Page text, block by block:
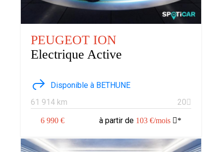
PEUGEOT ION
Electrique Active
Disponible à BETHUNE
61 914 km
20
6 990 € à partir de 103 €/mois *